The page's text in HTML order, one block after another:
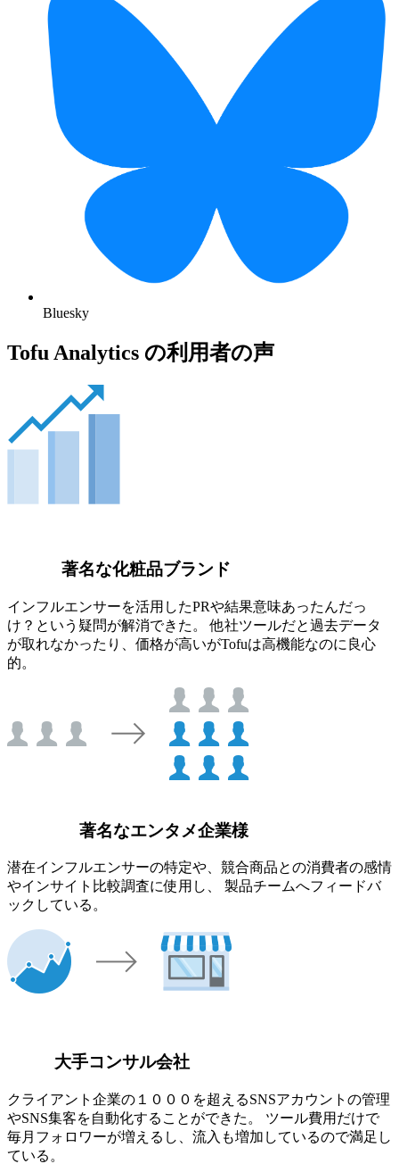
Bluesky
Tofu Analytics の利用者の声
著名な化粧品ブランド
インフルエンサーを活用したPRや結果意味あったんだっ
け？という疑問が解消できた。 他社ツールだと過去データ
が取れなかったり、価格が高いがTofuは高機能なのに良心
的。
著名なエンタメ企業様
潜在インフルエンサーの特定や、競合商品との消費者の感情
やインサイト比較調査に使用し、 製品チームへフィードバ
ックしている。
大手コンサル会社
クライアント企業の１０００を超えるSNSアカウントの管理
やSNS集客を自動化することができた。 ツール費用だけで
毎月フォロワーが増えるし、流入も増加しているので満足し
ている。